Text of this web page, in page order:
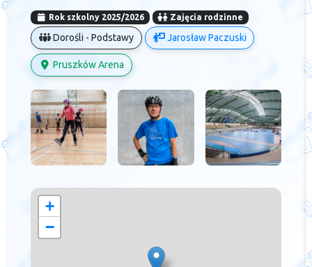
Rok szkolny 2025/2026 Zajęcia rodzinne
Dorośli - Podstawy Jarosław Paczuski
Pruszków Arena
+
−